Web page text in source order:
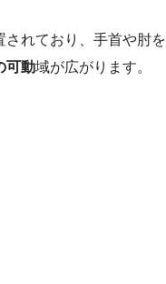
されており、手首や肘を
可動域が広がります。